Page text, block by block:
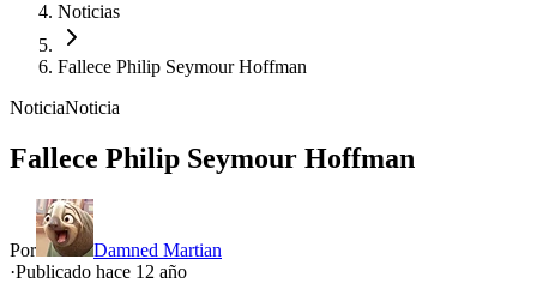
Noticias
Fallece Philip Seymour Hoffman
NoticiaNoticia
Fallece Philip Seymour Hoffman
Por
Damned Martian
·Publicado hace 12 año